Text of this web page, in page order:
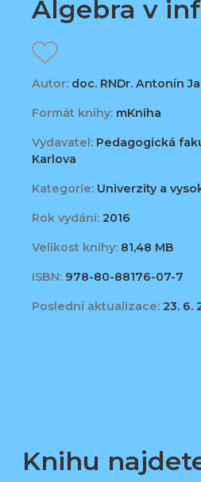
Algebra v
Autor: doc. RNDr. Antonín
Formát knihy: mKniha
Vydavatel: Pedagogická
Karlova
Kategorie: Univerzity a
Rok vydání: 2016
Velikost knihy: 81,48 MB
ISBN: 978-80-88176-07-7
Poslední aktualizace: 23. 6.
Knihu